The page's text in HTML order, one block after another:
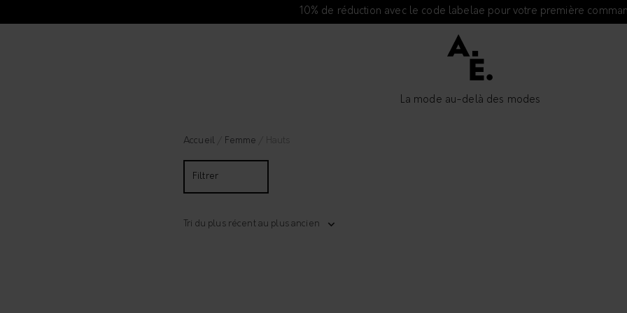
10% de réduction avec le code labelae pour votre première
La mode au-delà des modes
Accueil Femme
Filtrer
Tri du plus récent au plus ancien